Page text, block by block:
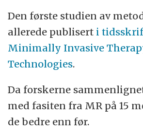
Den første studien av
allerede publisert i
Minimally Invasive
Technologies.
Da forskerne
med fasiten fra MR på 15
de bedre enn før.